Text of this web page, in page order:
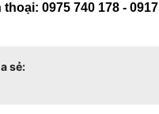
thoại: 0975 740 178 -
sẻ: